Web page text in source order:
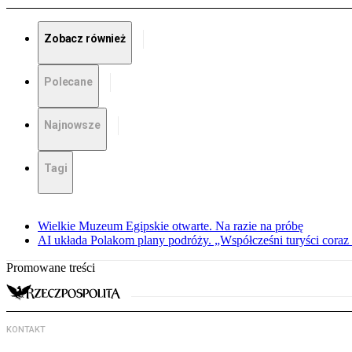
Zobacz również
Polecane
Najnowsze
Tagi
Wielkie Muzeum Egipskie otwarte. Na razie na próbę
AI układa Polakom plany podróży. „Współcześni turyści
Promowane treści
KONTAKT